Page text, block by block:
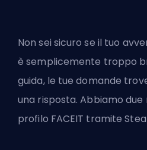
Non sei sicuro se il tuo
è semplicemente troppo
guida, le tue domande
una risposta. Abbiamo
profilo FACEIT tramite